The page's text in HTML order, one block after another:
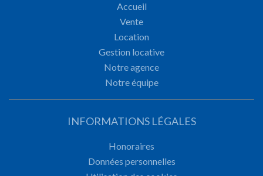
Accueil
Vente
Location
Gestion locative
Notre agence
Notre équipe
INFORMATIONS LÉGALES
Honoraires
Données personnelles